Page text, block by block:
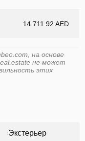
14 711.92 AED
на основе
не может
этих
Экстерьер